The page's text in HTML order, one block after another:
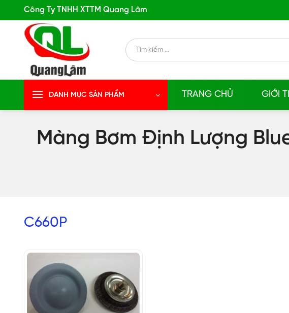
to
content
Công Ty TNHH XTTM Quang Lâm
Search
for:
DANH MỤC SẢN PHẨM TRANG CHỦ GIỚI
Màng Bơm Định Lượng
C660P